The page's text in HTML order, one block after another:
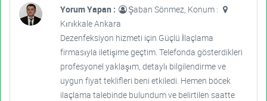
Yorum Yapan :
Şaban Sönmez, Konum :
Kırıkkale Ankara
Dezenfeksiyon hizmeti için Güçlü İlaçlama
firmasıyla iletişime geçtim. Telefonda gösterdikleri
profesyonel yaklaşım, detaylı bilgilendirme ve
uygun fiyat teklifleri beni etkiledi. Hemen böcek
ilaçlama talebinde bulundum ve belirtilen saatte